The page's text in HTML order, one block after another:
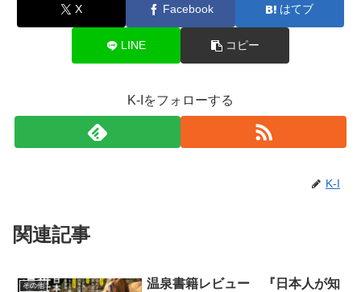
X Facebook はてブ
LINE コピー
K-Iをフォローする
K-I
関連記事
その他
温泉書籍レビュー 『日本人が知